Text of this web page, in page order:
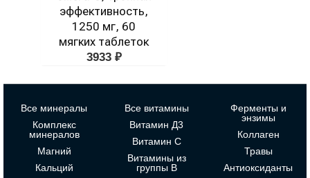
эффективность,
1250 мг, 60
мягких таблеток
3933 ₽
Все минералы
Комплекс
минералов
Магний
Кальций
Все витамины
Витамин Д3
Витамин С
Витамины из
группы В
Ферменты и
энзимы
Коллаген
Травы
Антиоксиданты